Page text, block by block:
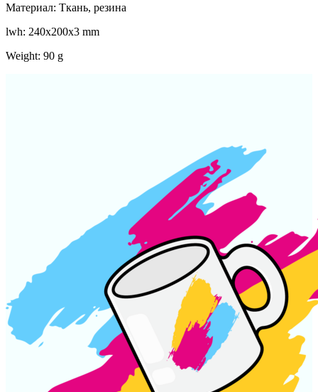
Материал: Ткань, резина
lwh: 240x200x3 mm
Weight: 90 g